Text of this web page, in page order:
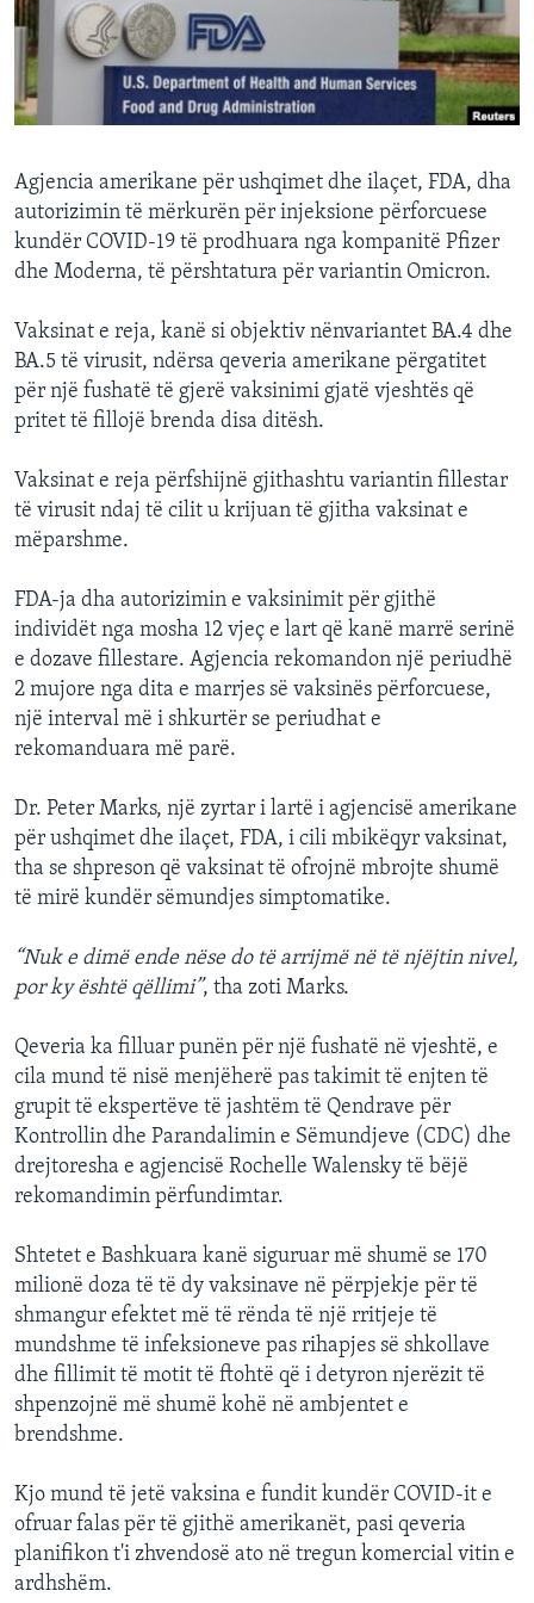
INTERVISTA
DITARI
Agjencia amerikane për ushqimet dhe ilaçet, FDA, dha
autorizimin të mërkurën për injeksione përforcuese
kundër COVID-19 të prodhuara nga kompanitë Pfizer
dhe Moderna, të përshtatura për variantin Omicron.
Vaksinat e reja, kanë si objektiv nënvariantet BA.4 dhe
BA.5 të virusit, ndërsa qeveria amerikane përgatitet
për një fushatë të gjerë vaksinimi gjatë vjeshtës që
pritet të fillojë brenda disa ditësh.
Vaksinat e reja përfshijnë gjithashtu variantin fillestar
të virusit ndaj të cilit u krijuan të gjitha vaksinat e
mëparshme.
FDA-ja dha autorizimin e vaksinimit për gjithë
individët nga mosha 12 vjeç e lart që kanë marrë serinë
e dozave fillestare. Agjencia rekomandon një periudhë
2 mujore nga dita e marrjes së vaksinës përforcuese,
një interval më i shkurtër se periudhat e
rekomanduara më parë.
Dr. Peter Marks, një zyrtar i lartë i agjencisë amerikane
për ushqimet dhe ilaçet, FDA, i cili mbikëqyr vaksinat,
tha se shpreson që vaksinat të ofrojnë mbrojte shumë
të mirë kundër sëmundjes simptomatike.
“Nuk e dimë ende nëse do të arrijmë në të njëjtin nivel,
por ky është qëllimi”, tha zoti Marks.
Qeveria ka filluar punën për një fushatë në vjeshtë, e
cila mund të nisë menjëherë pas takimit të enjten të
grupit të ekspertëve të jashtëm të Qendrave për
Kontrollin dhe Parandalimin e Sëmundjeve (CDC) dhe
drejtoresha e agjencisë Rochelle Walensky të bëjë
rekomandimin përfundimtar.
Shtetet e Bashkuara kanë siguruar më shumë se 170
milionë doza të të dy vaksinave në përpjekje për të
shmangur efektet më të rënda të një rritjeje të
mundshme të infeksioneve pas rihapjes së shkollave
dhe fillimit të motit të ftohtë që i detyron njerëzit të
shpenzojnë më shumë kohë në ambjentet e
brendshme.
Kjo mund të jetë vaksina e fundit kundër COVID-it e
ofruar falas për të gjithë amerikanët, pasi qeveria
planifikon t'i zhvendosë ato në tregun komercial vitin e
ardhshëm.